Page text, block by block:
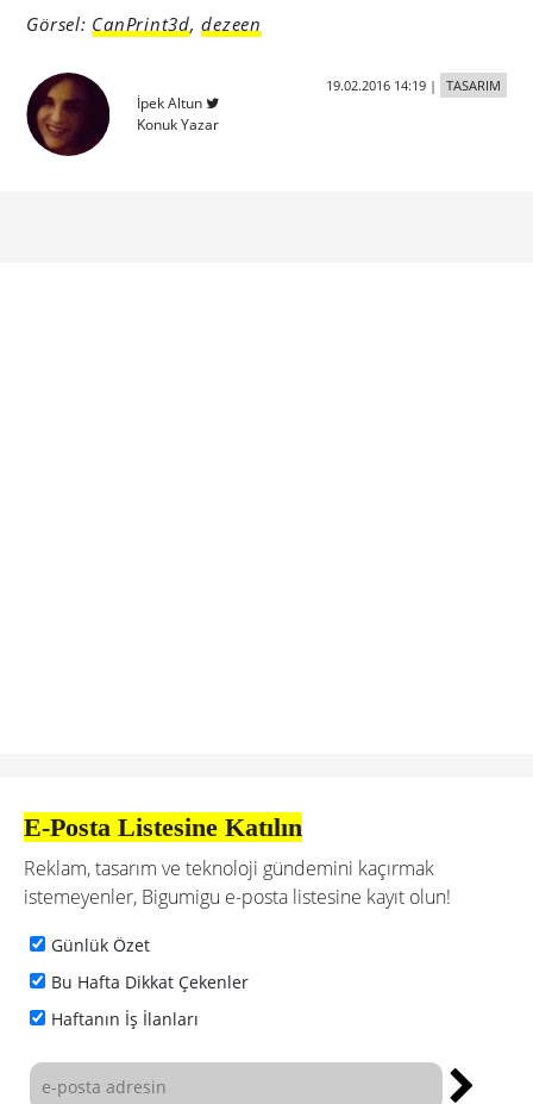
Görsel: CanPrint3d,dezeen
İpek Altun
Konuk Yazar
19.02.2016 14:19| TASARIM
E-Posta Listesine Katılın
Reklam, tasarım ve teknoloji gündemini kaçırmak
istemeyenler, Bigumigu e-posta listesine kayıt olun!
Günlük Özet
Bu Hafta Dikkat Çekenler
Haftanın İş İlanları